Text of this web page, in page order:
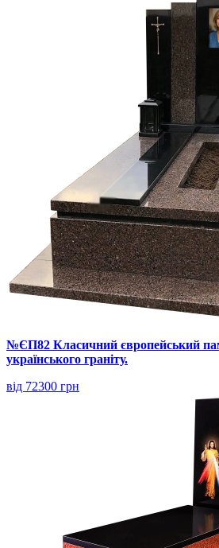
№ЄП82 Класичний європейський
українського граніту.
від 72300 грн